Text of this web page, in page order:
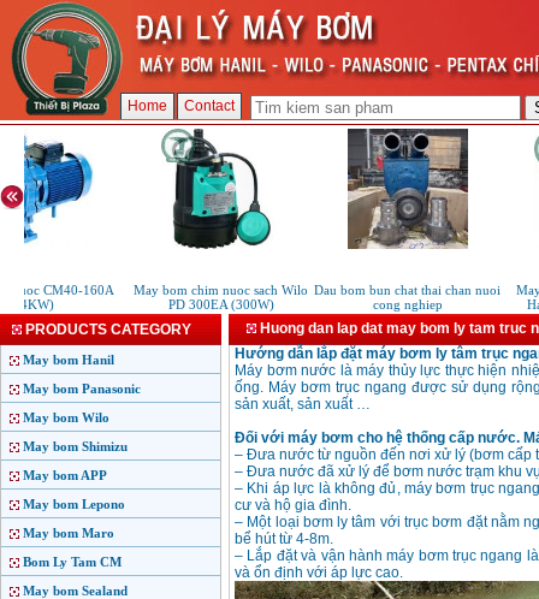
Home Contact
nuoc CM40-160A
(4KW)
May bom chim nuoc sach Wilo
PD 300EA (300W)
Dau bom bun chat thai chan nuoi
cong nghiep
PRODUCTS CATEGORY
May bom Hanil
May bom Panasonic
May bom Wilo
May bom Shimizu
May bom APP
May bom Lepono
May bom Maro
Bom Ly Tam CM
May bom Sealand
Huong dan lap dat may bom ly tam truc
Hướng dẫn lắp đặt máy bơm ly tâm trục
Máy bơm nước là máy thủy lực thực hiện
ống. Máy bơm trục ngang được sử dụng
sản xuất, sản xuất …
Đối với máy bơm cho hệ thống cấp nước.
– Đưa nước từ nguồn đến nơi xử lý (bơm cấp
– Đưa nước đã xử lý để bơm nước trạm khu
– Khi áp lực là không đủ, máy bơm trục
cư và hộ gia đình.
– Một loại bơm ly tâm với trục bơm đặt nằm
bể hút từ 4-8m.
– Lắp đặt và vận hành máy bơm trục ngang
và ổn định với áp lực cao.